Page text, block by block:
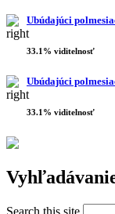
Ubúdajúci
33.1% viditelnosť
Ubúdajúci
33.1% viditelnosť